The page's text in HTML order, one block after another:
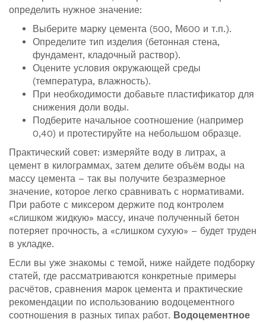
определить нужное значение:
Выберите марку цемента (500, М600 и т.п.).
Определите тип изделия (бетонная стена,
фундамент, кладочный раствор).
Оцените условия окружающей среды
(температура, влажность).
При необходимости добавьте пластификатор для
снижения доли воды.
Подберите начальное соотношение (например
0,40) и протестируйте на небольшом образце.
Практический совет: измеряйте воду в литрах, а
цемент в килограммах, затем делите объём воды на
массу цемента – так вы получите безразмерное
значение, которое легко сравнивать с нормативами.
При работе с миксером держите под контролем
«слишком жидкую» массу, иначе полученный бетон
потеряет прочность, а «слишком сухую» – будет труден
в укладке.
Если вы уже знакомы с темой, ниже найдете подборку
статей, где рассматриваются конкретные примеры
расчётов, сравнения марок цемента и практические
рекомендации по использованию водоцементного
соотношения в разных типах работ. Водоцементное